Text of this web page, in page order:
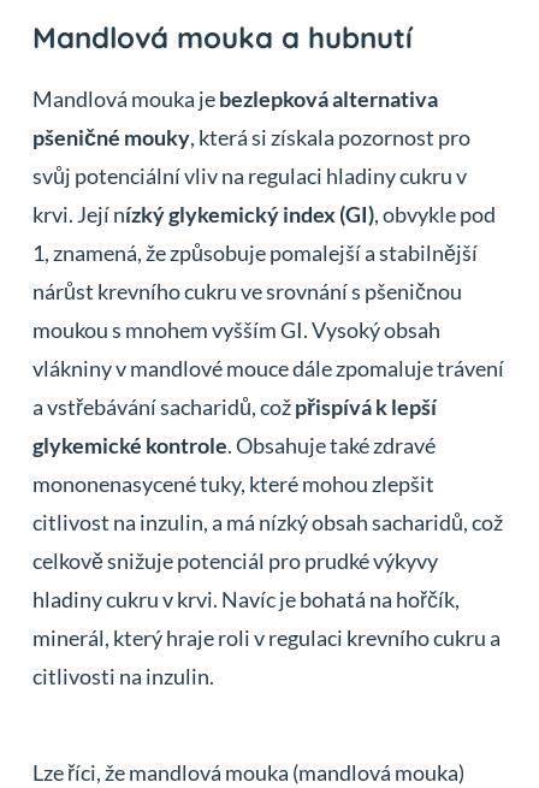
Mandlová mouka a hubnutí
Mandlová mouka jebezlepková alternativa
pšeničné mouky, která si získala pozornost pro
svůj potenciální vliv na regulaci hladiny cukru v
krvi. Její nízký glykemický index (GI), obvykle pod
1, znamená, že způsobuje pomalejší a stabilnější
nárůst krevního cukru ve srovnání s pšeničnou
moukou s mnohem vyšším GI. Vysoký obsah
vlákniny v mandlové mouce dále zpomaluje trávení
a vstřebávání sacharidů, cožpřispívá k lepší
glykemické kontrole. Obsahuje také zdravé
mononenasycené tuky, které mohou zlepšit
citlivost na inzulin, a má nízký obsah sacharidů, což
celkově snižuje potenciál pro prudké výkyvy
hladiny cukru v krvi. Navíc je bohatá na hořčík,
minerál, který hraje roli v regulaci krevního cukru a
citlivosti na inzulin.
Lze říci, že mandlová mouka (mandlová mouka)